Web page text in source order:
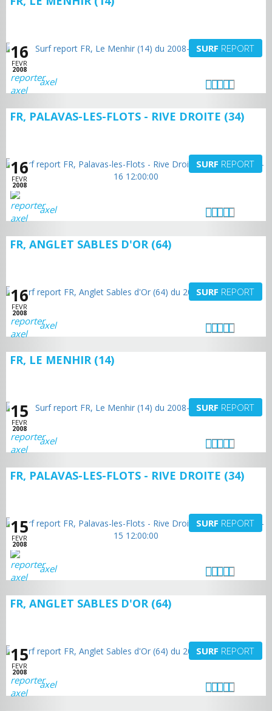
16
FEVR
2008
SURF REPORT
axel
FR, PALAVAS-LES-FLOTS - RIVE DROITE (34)
16
FEVR
2008
SURF REPORT
axel
FR, ANGLET SABLES D'OR (64)
16
FEVR
2008
SURF REPORT
axel
FR, LE MENHIR (14)
15
FEVR
2008
SURF REPORT
axel
FR, PALAVAS-LES-FLOTS - RIVE DROITE (34)
15
FEVR
2008
SURF REPORT
axel
FR, ANGLET SABLES D'OR (64)
15
FEVR
2008
SURF REPORT
axel